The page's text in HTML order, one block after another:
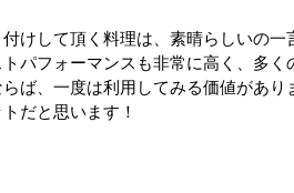
けして頂く料理は、素晴らしいの一
パフォーマンスも非常に高く、多
ば、一度は利用してみる価値があり
だと思います！